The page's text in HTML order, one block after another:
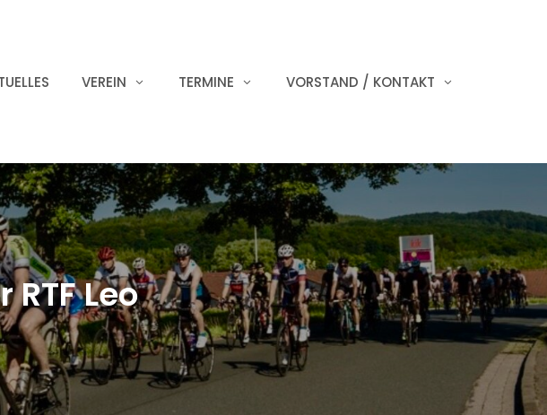
VEREIN TERMINE VORSTAND / KONTAKT
Leo